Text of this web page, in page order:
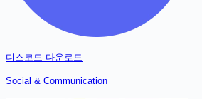
디스코드 다운로드
Social & Communication